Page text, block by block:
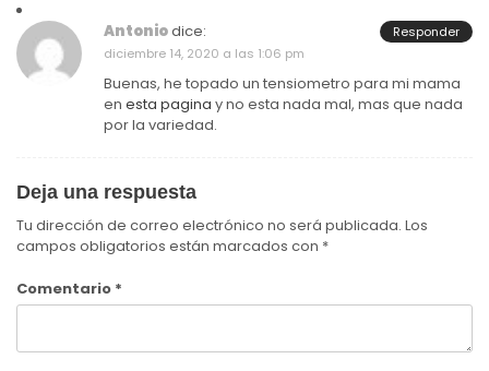
Antoniodice:
diciembre 14, 2020 a las 1:06 pm
Buenas, he topado un tensiometro para mi mama
en esta pagina y no esta nada mal, mas que nada
por la variedad.
Responder
Deja una respuesta
Tu dirección de correo electrónico no será publicada. Los
campos obligatorios están marcados con *
Comentario *